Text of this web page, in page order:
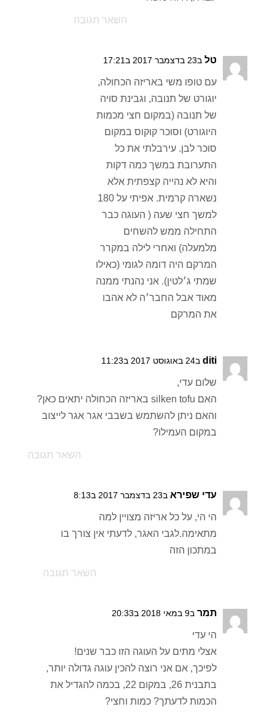
השאר תגובה
טל ב23 בדצמבר 2017 ב17:21
עם טופו משי באריזה הכחולה,
יוגורט של תנובה, וגבינת סויה
של תנובה (במקום חצי מכמות
היוגורט) וסוכר קוקוס במקום
סוכר לבן. עירבלתי את כל
התערובת במשך כמה דקות
והיא לא נהייה קצפתית אלא
נשארה קרמית. אפיתי על 180
למשך חצי שעה ( העוגה כבר
התחילה ממש להשחים
מלמעלה) ואחרי לילה במקרר
המרקם היה דומה לגומי (כאילו
שמתי ג׳לטין). אני נהנתי ממנה
מאוד אבל החבר׳ה לא אהבו
את המרקם
diti ב24 באוגוסט 2017 ב11:23
שלום עדי,
האם silken tofu באריזה הכחולה יתאים כאן?
והאם ניתן להשתמש בשבבי אגר אגר לייצוב
במקום העמילו?
השאר תגובה
עדי שפירא ב23 בדצמבר 2017 ב8:13
הי הי, על כל אריזה מצויין למה
מתאימה.לגבי האגר, לדעתי אין צורך בו
במתכון הזה
השאר תגובה
תמר ב9 במאי 2018 ב20:33
הי עדי
אצלי מתים על העוגה הזו כבר שנים!
לפיכך, אם אני רוצה להכין עוגה גדולה יותר,
בתבנית 26, במקום 22, בכמה להגדיל את
הכמות לדעתך? כמות וחצי?